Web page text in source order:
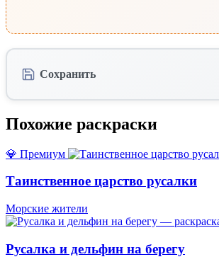
Сохранить
Похожие раскраски
💎 Премиум
Таинственное царство русалки
Морские жители
Русалка и дельфин на берегу